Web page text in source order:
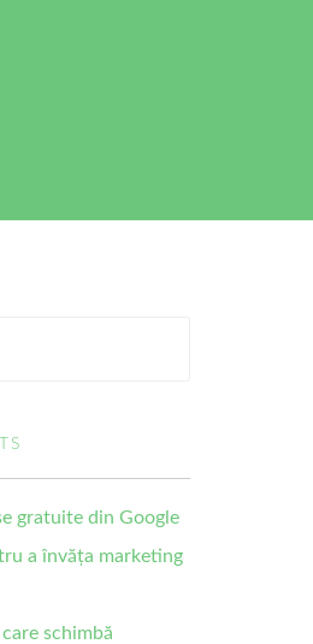
gratuite din Google
a învăța marketing
schimbă